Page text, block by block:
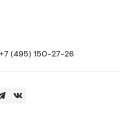
+7 (495) 150‑27‑26